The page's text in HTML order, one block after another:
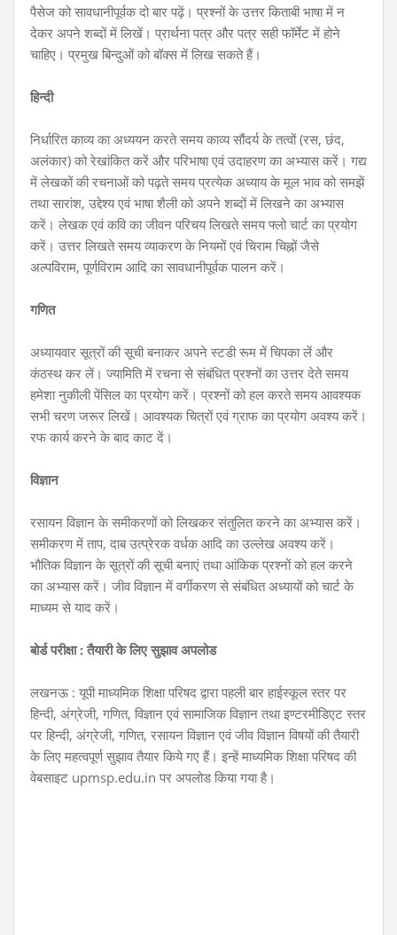
पैसेज को सावधानीपूर्वक दो बार पढ़ें। प्रश्नों के उत्तर किताबी भाषा में न
देकर अपने शब्दों में लिखें। प्रार्थना पत्र और पत्र सही फॉर्मेट में होने
चाहिए। प्रमुख बिन्दुओं को बॉक्स में लिख सकते हैं।
हिन्दी
निर्धारित काव्य का अध्ययन करते समय काव्य सौंदर्य के तत्वों (रस, छंद,
अलंकार) को रेखांकित करें और परिभाषा एवं उदाहरण का अभ्यास करें। गद्य
में लेखकों की रचनाओं को पढ़ते समय प्रत्येक अध्याय के मूल भाव को समझें
तथा सारांश, उद्देश्य एवं भाषा शैली को अपने शब्दों में लिखने का अभ्यास
करें। लेखक एवं कवि का जीवन परिचय लिखते समय फ्लो चार्ट का प्रयोग
करें। उत्तर लिखते समय व्याकरण के नियमों एवं चिराम चिह्नों जैसे
अल्पविराम, पूर्णविराम आदि का सावधानीपूर्वक पालन करें।
गणित
अध्यायवार सूत्रों की सूची बनाकर अपने स्टडी रूम में चिपका लें और
कंठस्थ कर लें। ज्यामिति में रचना से संबंधित प्रश्नों का उत्तर देते समय
हमेशा नुकीली पेंसिल का प्रयोग करें। प्रश्नों को हल करते समय आवश्यक
सभी चरण जरूर लिखें। आवश्यक चित्रों एवं ग्राफ का प्रयोग अवश्य करें।
रफ कार्य करने के बाद काट दें।
विज्ञान
रसायन विज्ञान के समीकरणों को लिखकर संतुलित करने का अभ्यास करें।
समीकरण में ताप, दाब उत्प्रेरक वर्धक आदि का उल्लेख अवश्य करें।
भौतिक विज्ञान के सूत्रों की सूची बनाएं तथा आंकिक प्रश्नों को हल करने
का अभ्यास करें। जीव विज्ञान में वर्गीकरण से संबंधित अध्यायों को चार्ट के
माध्यम से याद करें।
बोर्ड परीक्षा : तैयारी के लिए सुझाव अपलोड
लखनऊ : यूपी माध्यमिक शिक्षा परिषद द्वारा पहली बार हाईस्कूल स्तर पर
हिन्दी, अंग्रेजी, गणित, विज्ञान एवं सामाजिक विज्ञान तथा इण्टरमीडिएट स्तर
पर हिन्दी, अंग्रेजी, गणित, रसायन विज्ञान एवं जीव विज्ञान विषयों की तैयारी
के लिए महत्वपूर्ण सुझाव तैयार किये गए हैं। इन्हें माध्यमिक शिक्षा परिषद की
वेबसाइट upmsp.edu.in पर अपलोड किया गया है।